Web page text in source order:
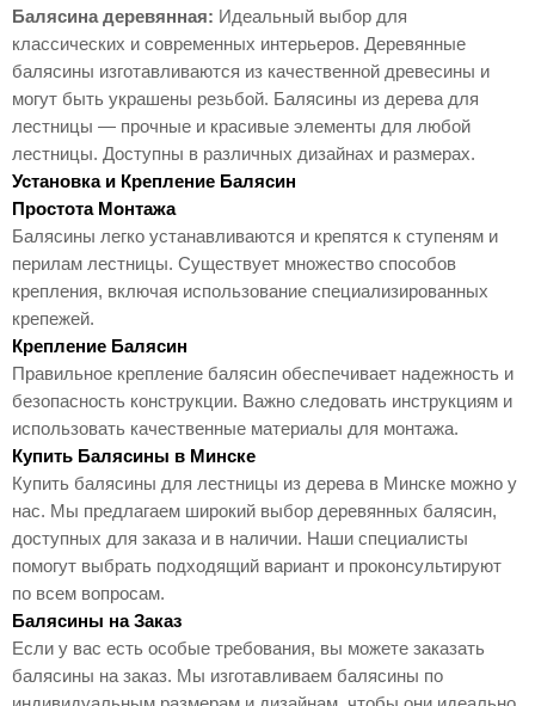
Балясина деревянная: Идеальный выбор для
классических и современных интерьеров. Деревянные
балясины изготавливаются из качественной древесины и
могут быть украшены резьбой. Балясины из дерева для
лестницы — прочные и красивые элементы для любой
лестницы. Доступны в различных дизайнах и размерах.
Установка и Крепление Балясин
Простота Монтажа
Балясины легко устанавливаются и крепятся к ступеням и
перилам лестницы. Существует множество способов
крепления, включая использование специализированных
крепежей.
Крепление Балясин
Правильное крепление балясин обеспечивает надежность и
безопасность конструкции. Важно следовать инструкциям и
использовать качественные материалы для монтажа.
Купить Балясины в Минске
Купить балясины для лестницы из дерева в Минске можно у
нас. Мы предлагаем широкий выбор деревянных балясин,
доступных для заказа и в наличии. Наши специалисты
помогут выбрать подходящий вариант и проконсультируют
по всем вопросам.
Балясины на Заказ
Если у вас есть особые требования, вы можете заказать
балясины на заказ. Мы изготавливаем балясины по